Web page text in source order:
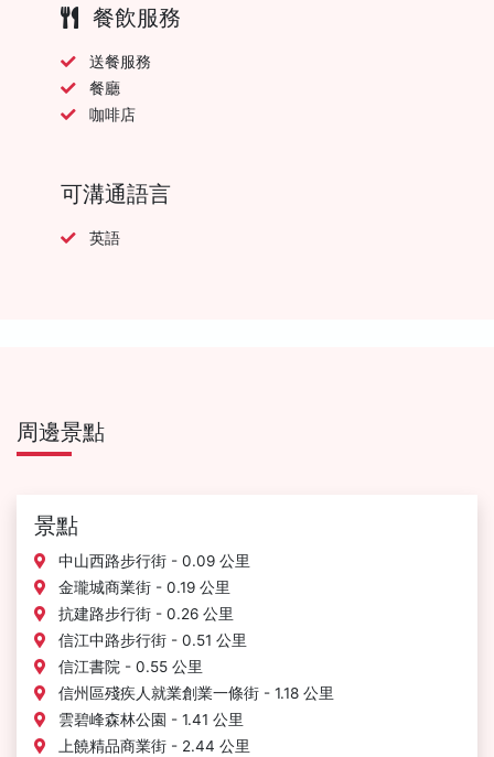
餐飲服務
送餐服務
餐廳
咖啡店
可溝通語言
英語
周邊景點
景點
中山西路步行街 - 0.09 公里
金瓏城商業街 - 0.19 公里
抗建路步行街 - 0.26 公里
信江中路步行街 - 0.51 公里
信江書院 - 0.55 公里
信州區殘疾人就業創業一條街 - 1.18 公里
雲碧峰森林公園 - 1.41 公里
上饒精品商業街 - 2.44 公里